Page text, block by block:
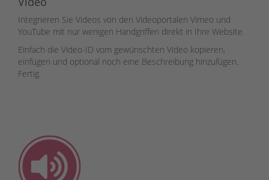
Integrieren Sie Videos von den Videoportalen Vimeo und
YouTube mit nur wenigen Handgriffen direkt in Ihre Website.
Einfach die Video-ID vom gewünschten Video kopieren,
einfügen und optional noch eine Beschreibung hinzufügen.
Fertig.